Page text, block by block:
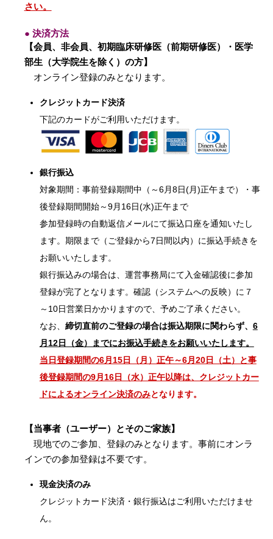
さい。
● 決済方法
【会員、非会員、初期臨床研修医（前期研修医）・医学
部生（大学院生を除く）の方】
オンライン登録のみとなります。
クレジットカード決済
下記のカードがご利用いただけます。
銀行振込
対象期間：事前登録期間中（～6月8日(月)正午まで）・事
後登録期間開始～9月16日(水)正午まで
参加登録時の自動返信メールにて振込口座を通知いたし
ます。期限まで（ご登録から7日間以内）に振込手続きを
お願いいたします。
銀行振込みの場合は、運営事務局にて入金確認後に参加
登録が完了となります。確認（システムへの反映）に７
～10日営業日かかりますので、予めご了承ください。
なお、 締切直前のご登録の場合は振込期限に関わらず、 6
月12日（金）までにお振込手続きをお願いいたします。
当日登録期間の6月15日（月）正午～6月20日（土）と事
後登録期間の9月16日（水）正午以降は、クレジットカー
ドによるオンライン決済のみとなります。
【当事者（ユーザー）とそのご家族】
現地でのご参加、登録のみとなります。事前にオンラ
インでの参加登録は不要です。
現金決済のみ
クレジットカード決済・銀行振込はご利用いただけませ
ん。